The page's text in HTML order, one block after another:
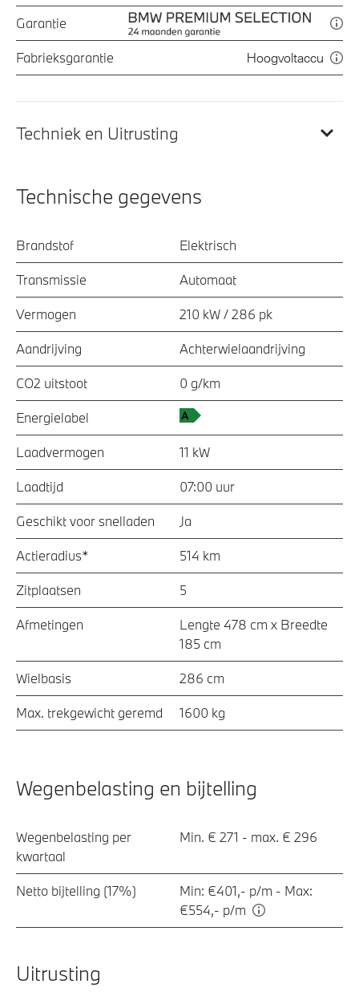
Garantie
Fabrieksgarantie Hoogvoltaccu
Techniek en Uitrusting
Technische gegevens
Brandstof Elektrisch
Transmissie Automaat
Vermogen 210 kW / 286 pk
Aandrijving Achterwielaandrijving
CO2 uitstoot 0 g/km
Energielabel
Laadvermogen 11 kW
Laadtijd 07:00 uur
Geschikt voor snelladen Ja
Actieradius* 514 km
Zitplaatsen 5
Afmetingen
Lengte 478 cm x Breedte
185 cm
Wielbasis 286 cm
Max. trekgewicht geremd 1600 kg
Wegenbelasting en bijtelling
Wegenbelasting per
kwartaal
Min. € 271 - max. € 296
Netto bijtelling (17%)
Min: €401,- p/m - Max:
€554,- p/m
Uitrusting